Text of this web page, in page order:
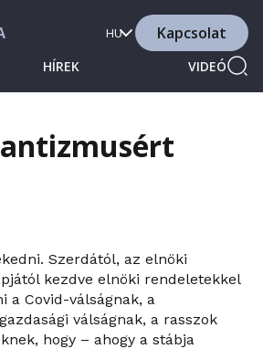
HÍREK VIDEÓ
HU Kapcsolat
Szerdától, az elnöki
kezdve elnöki rendeletekkel
a Covid-válságnak, a
válságnak, a rasszok
hogy – ahogy a stábja